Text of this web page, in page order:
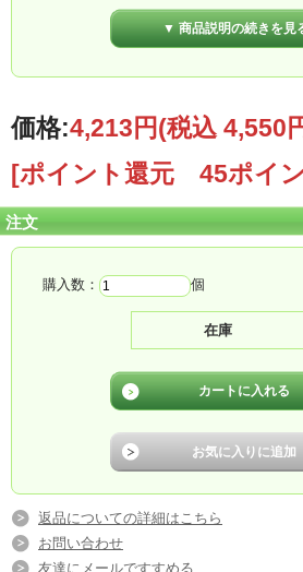
当店イチオシの「JA当麻直接
の「きたくりん・無洗米」で
北海道の米どころ上川の地で作
「連続全道一」美味しいお米に
これは、北海道内米生産地の市
当麻町は全道一の評価を維持し
▼ 商品説明の続きを見
価格:4,213円(税込 4,550
[ポイント還元 45ポイ
注文
購入数： 個
在庫
返品についての詳細はこちら
お問い合わせ
友達にメールですすめる